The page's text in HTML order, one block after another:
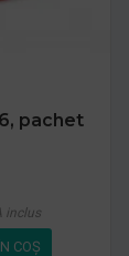
pachet
inclus
COŞ